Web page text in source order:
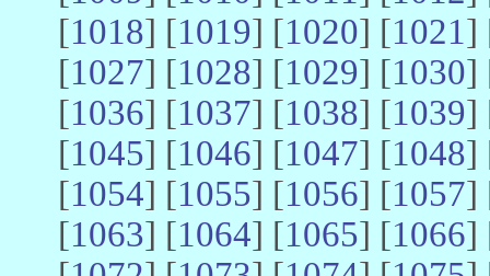
[1018] [1019] [1020] [1021]
[1027] [1028] [1029] [1030]
[1036] [1037] [1038] [1039]
[1045] [1046] [1047] [1048]
[1054] [1055] [1056] [1057]
[1063] [1064] [1065] [1066]